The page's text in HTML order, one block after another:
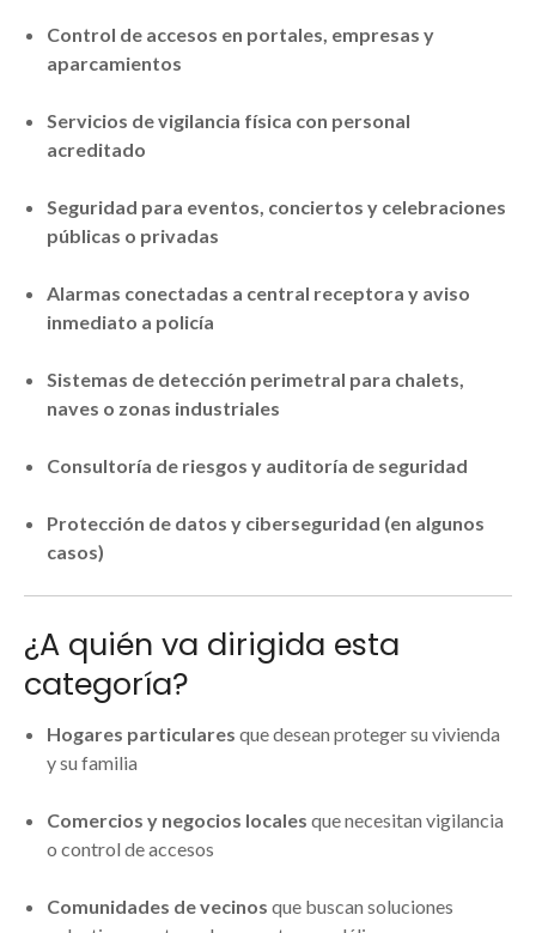
Control de accesos en portales, empresas y
aparcamientos
Servicios de vigilancia física con personal
acreditado
Seguridad para eventos, conciertos y celebraciones
públicas o privadas
Alarmas conectadas a central receptora y aviso
inmediato a policía
Sistemas de detección perimetral para chalets,
naves o zonas industriales
Consultoría de riesgos y auditoría de seguridad
Protección de datos y ciberseguridad (en algunos
casos)
¿A quién va dirigida esta
categoría?
Hogares particulares que desean proteger su vivienda
y su familia
Comercios y negocios locales que necesitan vigilancia
o control de accesos
Comunidades de vecinos que buscan soluciones